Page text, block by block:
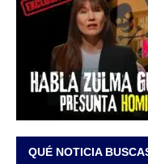
QUÉ NOTICIA